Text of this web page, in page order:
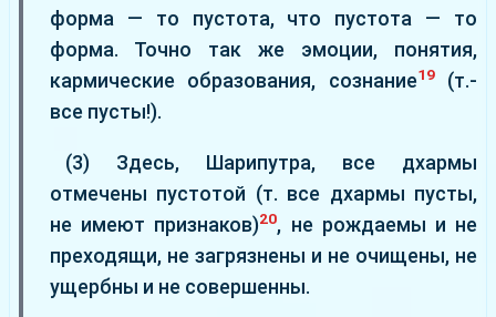
форма — то пустота, что пустота — то
форма. Точно так же эмоции, понятия,
кармические образования, сознание19(т.-
все пусты!).
(3) Здесь, Шарипутра, все дхармы
отмечены пустотой (т. все дхармы пусты,
не имеют признаков)20, не рождаемы и не
преходящи, не загрязнены и не очищены, не
ущербны и не совершенны.